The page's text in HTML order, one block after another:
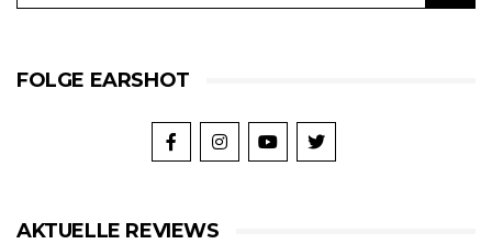
FOLGE EARSHOT
AKTUELLE REVIEWS